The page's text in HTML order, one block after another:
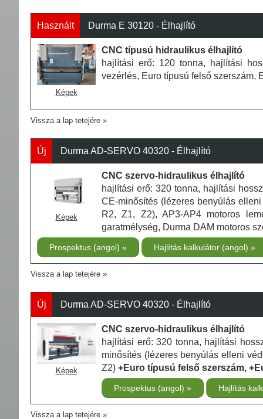
Használt Durma E 30120 - Élhajlító
Képek
CNC típusú hidraulikus élhajlító
hajlítási erő: 120 tonna, hajlítási
vezérlés, Euro típusú felső szerszám,
Vissza a lap tetejére
Új Durma AD-SERVO 40320 - Élhajlító
Képek
CNC szervo-hidraulikus élhajlító
hajlítási erő: 320 tonna, hajlítási
CE-minősítés (lézeres benyúlás
R2, Z1, Z2), AP3-AP4 motoros
garatmélység, Durma DAM motoros
Prospektus (angol) Hajlítás kalkulátor (angol)
Vissza a lap tetejére
Új Durma AD-SERVO 40320 - Élhajlító
Képek
CNC szervo-hidraulikus élhajlító
hajlítási erő: 320 tonna, hajlítási
minősítés (lézeres benyúlás elleni
Z2) +Euro típusú felső szerszám,
Prospektus (angol) Hajlítás
Vissza a lap tetejére